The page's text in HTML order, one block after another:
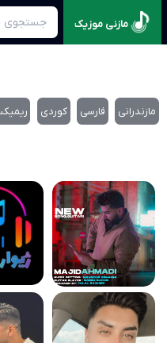
مازنی موزیک
مازندرانی فارسی کوردی